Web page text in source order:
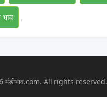
भाव ,
मंडीभाव.com. All rights reserved.